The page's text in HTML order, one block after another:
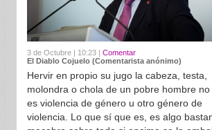
3 de Octubre | 10:23 | Comentar
El Diablo Cojuelo (Comentarista anónimo)
Hervir en propio su jugo la cabeza, testa,
molondra o chola de un pobre hombre no
es violencia de género u otro género de
violencia. Lo que sí que es, es algo